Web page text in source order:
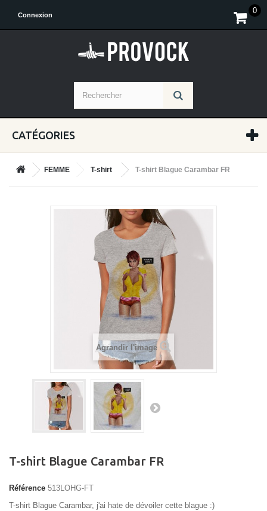
0
Connexion
CATÉGORIES
FEMME T-shirt T-shirt Blague Carambar FR
Agrandir l'image
T-shirt Blague Carambar FR
Référence 513LOHG-FT
T-shirt Blague Carambar, j'ai hate de dévoiler cette blague :)